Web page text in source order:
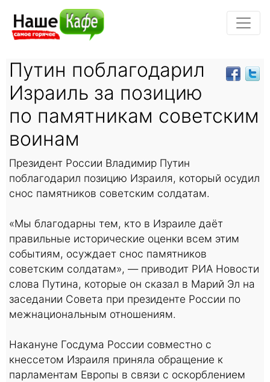
Путин поблагодарил
Израиль за позицию
по памятникам советским
воинам
Президент России Владимир Путин
поблагодарил позицию Израиля, который осудил
снос памятников советским солдатам.
«Мы благодарны тем, кто в Израиле даёт
правильные исторические оценки всем этим
событиям, осуждает снос памятников
советским солдатам», — приводит РИА Новости
слова Путина, которые он сказал в Марий Эл на
заседании Совета при президенте России по
межнациональным отношениям.
Накануне Госдума России совместно с
кнессетом Израиля приняла обращение к
парламентам Европы в связи с оскорблением